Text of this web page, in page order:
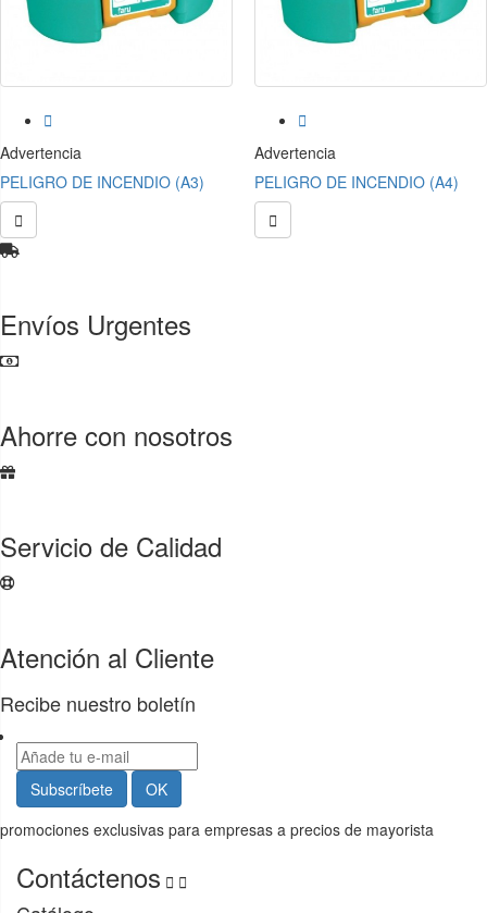

Advertencia
PELIGRO DE INCENDIO (A3)


Advertencia
PELIGRO DE INCENDIO (A4)

Envíos Urgentes
Ahorre con nosotros
Servicio de Calidad
Atención al Cliente
Recibe nuestro boletín
promociones exclusivas para empresas a precios de mayorista
Contáctenos  